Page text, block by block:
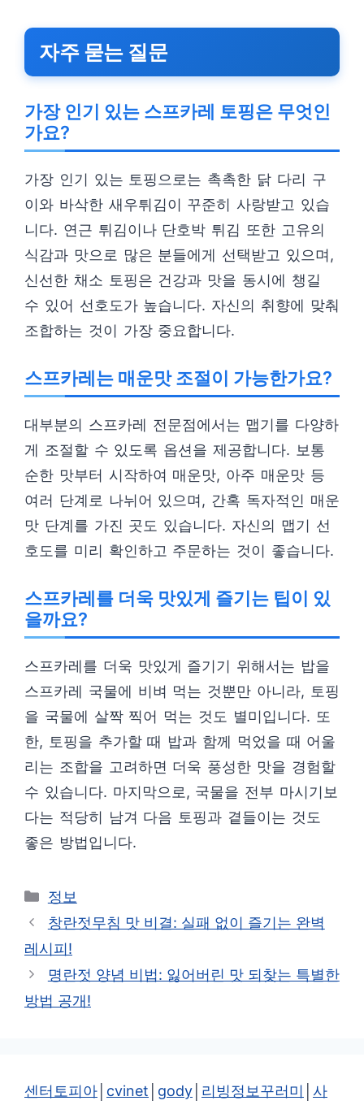
자주 묻는 질문
가장 인기 있는 스프카레 토핑은 무엇인
가요?
가장 인기 있는 토핑으로는 촉촉한 닭 다리 구
이와 바삭한 새우튀김이 꾸준히 사랑받고 있습
니다. 연근 튀김이나 단호박 튀김 또한 고유의
식감과 맛으로 많은 분들에게 선택받고 있으며,
신선한 채소 토핑은 건강과 맛을 동시에 챙길
수 있어 선호도가 높습니다. 자신의 취향에 맞춰
조합하는 것이 가장 중요합니다.
스프카레는 매운맛 조절이 가능한가요?
대부분의 스프카레 전문점에서는 맵기를 다양하
게 조절할 수 있도록 옵션을 제공합니다. 보통
순한 맛부터 시작하여 매운맛, 아주 매운맛 등
여러 단계로 나뉘어 있으며, 간혹 독자적인 매운
맛 단계를 가진 곳도 있습니다. 자신의 맵기 선
호도를 미리 확인하고 주문하는 것이 좋습니다.
스프카레를 더욱 맛있게 즐기는 팁이 있
을까요?
스프카레를 더욱 맛있게 즐기기 위해서는 밥을
스프카레 국물에 비벼 먹는 것뿐만 아니라, 토핑
을 국물에 살짝 찍어 먹는 것도 별미입니다. 또
한, 토핑을 추가할 때 밥과 함께 먹었을 때 어울
리는 조합을 고려하면 더욱 풍성한 맛을 경험할
수 있습니다. 마지막으로, 국물을 전부 마시기보
다는 적당히 남겨 다음 토핑과 곁들이는 것도
좋은 방법입니다.
카
테
리
정보
창란젓무침 맛 비결: 실패 없이 즐기는 완벽
레시피!
명란젓 양념 비법: 잃어버린 맛 되찾는 특별한
방법 공개!
센터토피아 cvinet gody 리빙정보꾸러미 사